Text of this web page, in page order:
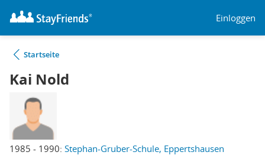
Einloggen
Startseite
Kai Nold
1985 - 1990: Stephan-Gruber-Schule, Eppertshausen